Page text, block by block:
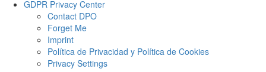
GDPR Privacy Center
Contact DPO
Forget Me
Imprint
Política de Privacidad y Política de Cookies
Privacy Settings